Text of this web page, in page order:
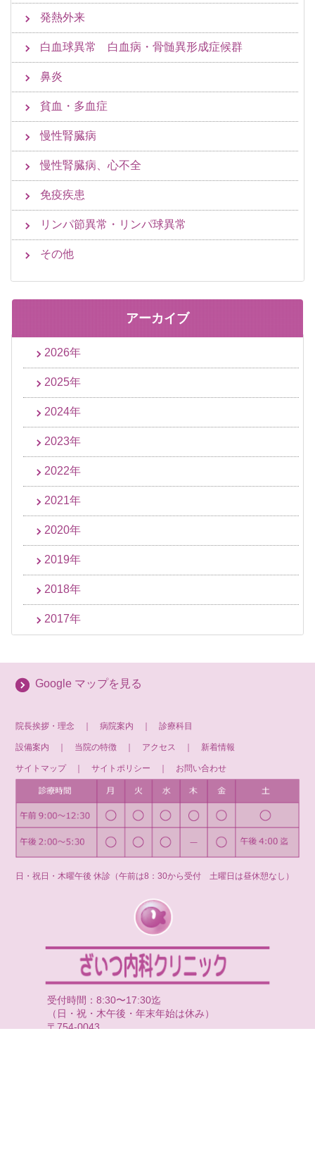
発熱外来
白血球異常 白血病・骨髄異形成症候群
鼻炎
貧血・多血症
慢性腎臓病
慢性腎臓病、心不全
免疫疾患
リンパ節異常・リンパ球異常
その他
アーカイブ
2026年
2025年
2024年
2023年
2022年
2021年
2020年
2019年
2018年
2017年
Google マップを見る
院長挨拶・理念 ｜病院案内 ｜診療科目
設備案内 当院の特徴 アクセス 新着情報
サイトマップ｜サイトポリシー お問い合わせ
日・祝日・木曜午後 休診（午前は8：30から受付 土曜日は昼休憩なし）
受付時間：8:30〜17:30迄
（日・祝・木午後・年末年始は休み）
〒754-0043